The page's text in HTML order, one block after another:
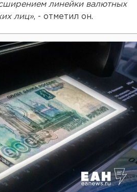
линейки валютных
лиц», - отметил он.